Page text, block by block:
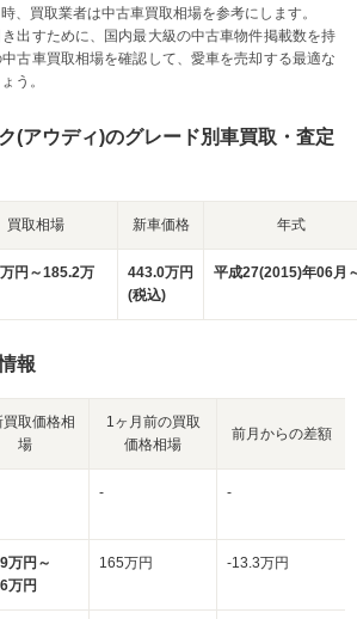
、買取業者は中古車買取相場を参考にします。
出すために、国内最大級の中古車物件掲載数を持
古車買取相場を確認して、愛車を売却する最適な
う。
(アウディ)のグレード別車買取・査定
買取相場 新車価格 年式
円～185.2万
443.0万円
(税込)
平成27(2015)年06月
報
買取価格相
場
1ヶ月前の買取
価格相場
前月からの差額
- -
万円～
万円
165万円 -13.3万円